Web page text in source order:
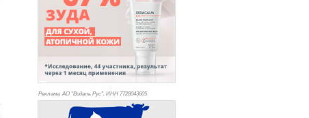
Реклама. АО "Видаль Рус", ИНН 7728043605